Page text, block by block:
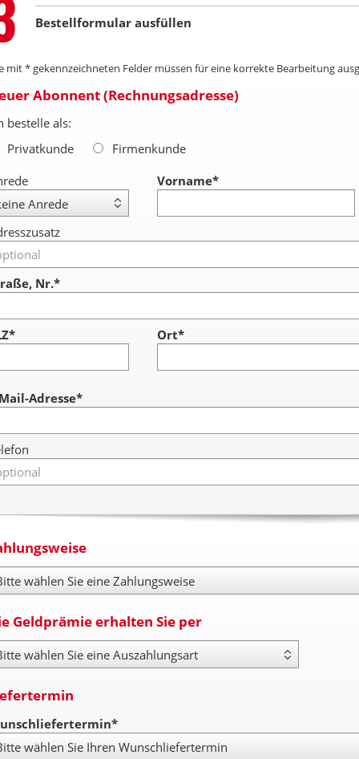
Bestellformular ausfüllen
mit * gekennzeichneten Felder müssen für eine korrekte Bearbeitung
Abonnent (Rechnungsadresse)
bestelle als:
Privatkunde
Firmenkunde
Vorname*
Nr.*
Ort*
Adresse*
Geldprämie erhalten Sie per
Type